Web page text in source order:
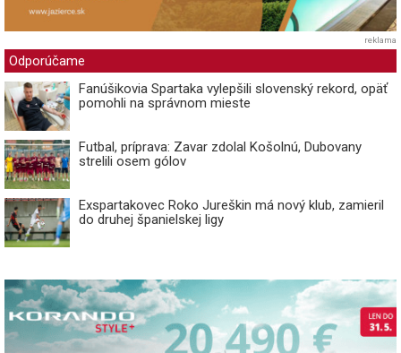
reklama
Odporúčame
Fanúšikovia Spartaka vylepšili slovenský rekord, opäť
pomohli na správnom mieste
Futbal, príprava: Zavar zdolal Košolnú, Dubovany
strelili osem gólov
Exspartakovec Roko Jureškin má nový klub, zamieril
do druhej španielskej ligy